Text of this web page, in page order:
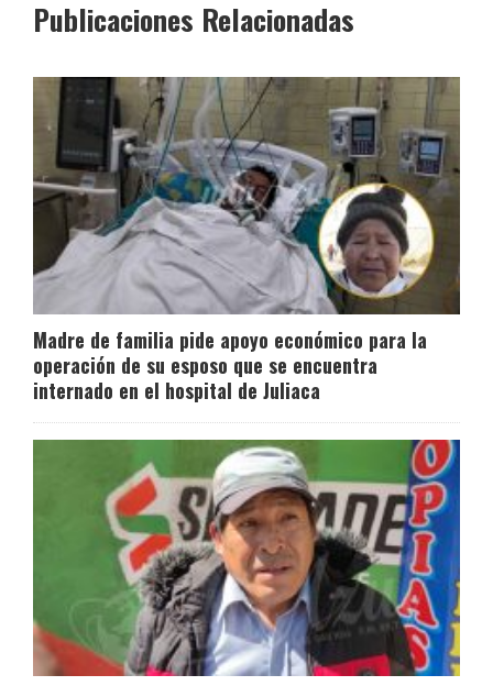
Publicaciones Relacionadas
Madre de familia pide apoyo económico para la
operación de su esposo que se encuentra
internado en el hospital de Juliaca